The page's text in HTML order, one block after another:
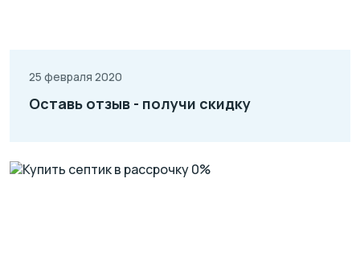
25 февраля 2020
Оставь отзыв - получи скидку